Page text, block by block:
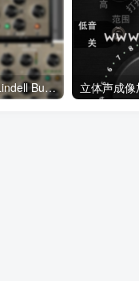
Plugin Alliance 100 Lindell Bundle v1.1 EQ效果器插件 Win/MacOS